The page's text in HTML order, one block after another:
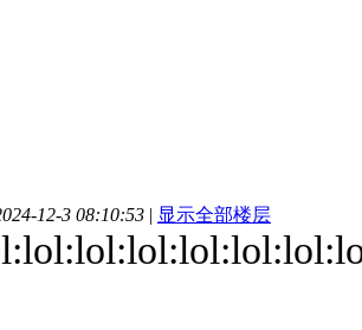
12-3 08:10:53 | 显示全部楼层